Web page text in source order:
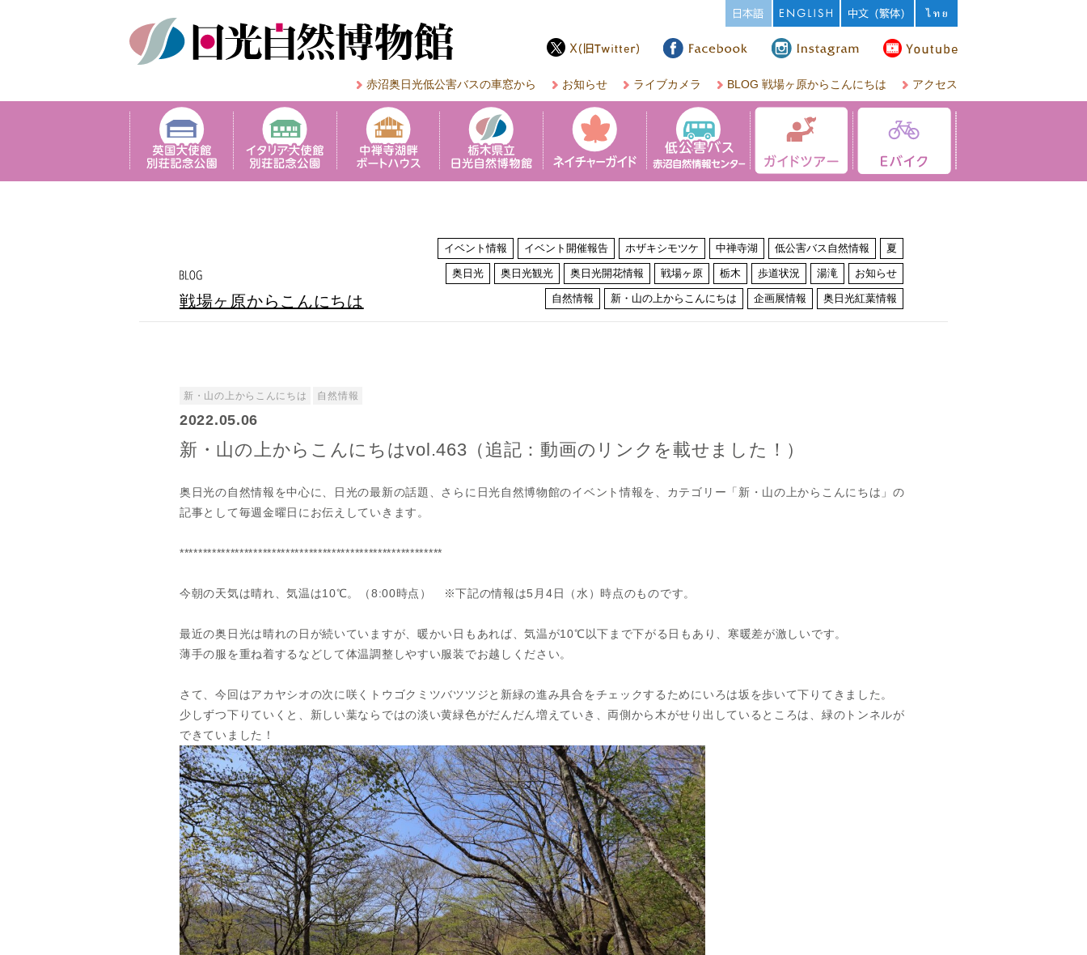
赤沼奥日光低公害バスの車窓から お知らせ ライブカメラ BLOG 戦場ヶ原からこんにちは アクセス
戦場ヶ原からこんにちは
イベント情報 イベント開催報告 ホザキシモツケ 中禅寺湖 低公害バス自然情報 夏
奥日光 奥日光観光 奥日光開花情報 戦場ヶ原 栃木 歩道状況 湯滝 お知らせ
自然情報 新・山の上からこんにちは 企画展情報 奥日光紅葉情報
新・山の上からこんにちは 自然情報
2022.05.06
新・山の上からこんにちはvol.463（追記：動画のリンクを載せました！）
奥日光の自然情報を中心に、日光の最新の話題、さらに日光自然博物館のイベント情報を、カテゴリー「新・山の上からこんにちは」の
記事として毎週金曜日にお伝えしていきます。
*********************************************************
今朝の天気は晴れ、気温は10℃。（8:00時点） ※下記の情報は5月4日（水）時点のものです。
最近の奥日光は晴れの日が続いていますが、暖かい日もあれば、気温が10℃以下まで下がる日もあり、寒暖差が激しいです。
薄手の服を重ね着するなどして体温調整しやすい服装でお越しください。
さて、今回はアカヤシオの次に咲くトウゴクミツバツツジと新緑の進み具合をチェックするためにいろは坂を歩いて下りてきました。
少しずつ下りていくと、新しい葉ならではの淡い黄緑色がだんだん増えていき、両側から木がせり出しているところは、緑のトンネルが
できていました！